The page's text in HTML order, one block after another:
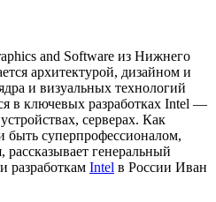
and Software из Нижнего
архитектурой, дизайном и
и визуальных технологий
в ключевых разработках Intel —
серверах. Как
быть суперпрофессионалом,
генеральный
разработкам Intel в России Иван